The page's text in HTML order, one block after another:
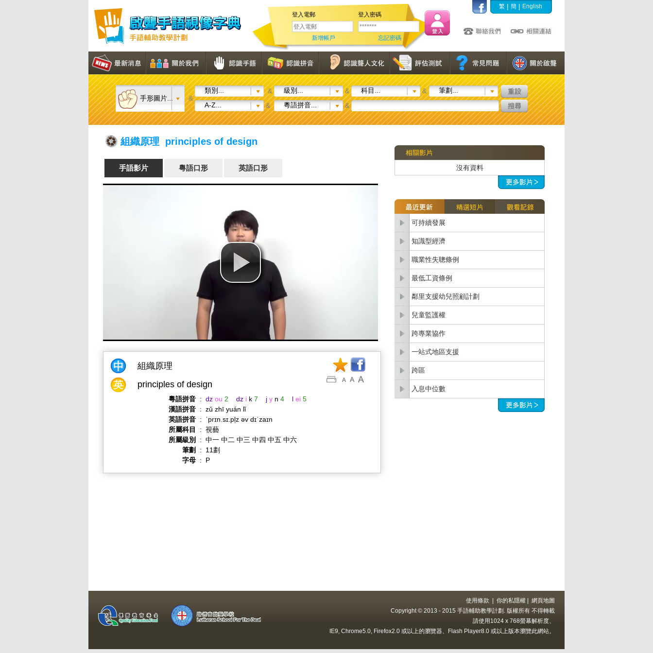
登入電郵 登入密碼
新增帳戶 忘記密碼
繁 | 簡 | English
手形圖片... &
類別... & 級別... & 科目... &
筆劃...
A-Z...
& 粵語拼音... &
組織原理 principles of design
手語影片 粵語口形 英語口形
組織原理
principles of design
粵語拼音 : dz ou 2 dz i k 7 j y n 4 l ei 5
漢語拼音 : zǔ zhī yuán lǐ
英語拼音 :
ˈprɪn.sɪ.pl̩z əv dɪˈzaɪn
所屬科目
: 視藝
所屬級別
: 中一 中二 中三 中四 中五 中六
筆劃
:
11劃
字母 : P
沒有資料
可持續發展
知識型經濟
職業性失聰條例
最低工資條例
鄰里支援幼兒照顧計劃
兒童監護權
跨專業協作
一站式地區支援
跨區
入息中位數
使用條款 你的私隱權
網頁地圖
Copyright © 2013 - 2015 手語輔助教學計劃. 版權所有 不得轉載
請使用1024 x 768螢幕解析度、
IE9, Chrome5.0, Firefox2.0 或以上的瀏覽器、Flash Player8.0 或以上版本瀏覽此網站。